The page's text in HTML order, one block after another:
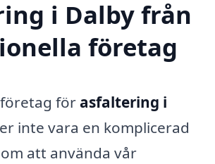
i Dalby från
företag
för asfaltering i
inte vara en komplicerad
att använda vår